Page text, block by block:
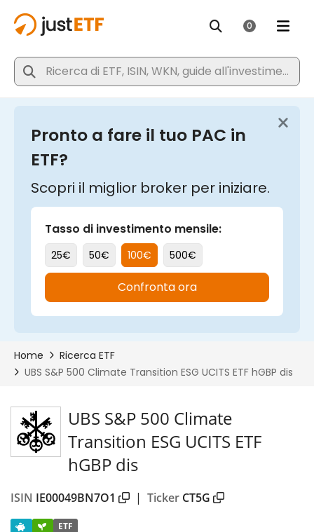
UBS S&P 500 Climate
Transition ESG UCITS ETF
hGBP dis
ISIN IE00049BN7O1 | Ticker CT5G
ETF